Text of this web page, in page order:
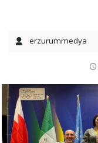
erzurummedya